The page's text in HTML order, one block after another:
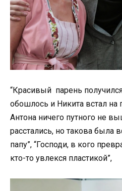
“Красивый парень
обошлось и Никита встал на
Антона ничего путного не
расстались, но такова была
папу”, “Господи, в кого
кто-то увлекся пластикой”,